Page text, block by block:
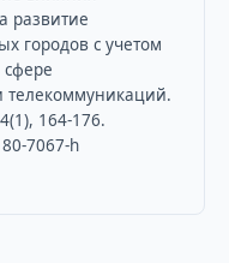
развитие
городов с учетом
164-176.
7067-h